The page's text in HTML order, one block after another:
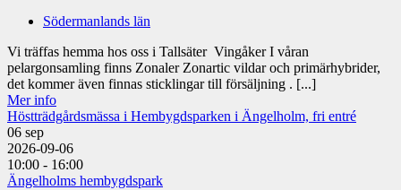
Södermanlands län
Vi träffas hemma hos oss i Tallsäter Vingåker I våran
pelargonsamling finns Zonaler Zonartic vildar och primärhybrider,
det kommer även finnas sticklingar till försäljning . [...]
Mer info
Höstträdgårdsmässa i Hembygdsparken i Ängelholm, fri entré
06 sep
2026-09-06
10:00 - 16:00
Ängelholms hembygdspark